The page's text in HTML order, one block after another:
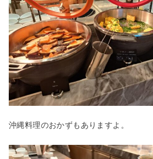
沖縄料理のおかずもありますよ。